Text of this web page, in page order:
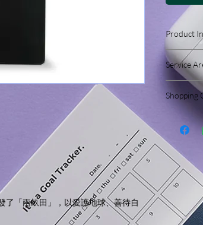
了「兩畝田」，以愛護地球、善待自
Product
● 添加薑
● 添加珍
香氣甜美
● 適合一
● 全新
來源起
植物萃取
主要成份
適用膚質
產品特
精華。柑
橘園中。
保濕、滋
香氣之
Service
We only
We will
服務範
Shopping
Please
結賬前